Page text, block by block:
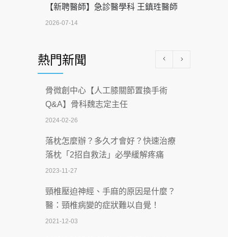
【新聘醫師】急診醫學科 王鎮珄醫師
2026-07-14
科能量
2026-07-08
沒菸酒也瀕臨洗腎？65歲男靠「這習
慣」逆轉腎功能 醫揭3招救命
2026-07-08
體溫飆破41度！醫連收兩例中暑病例：
致死率達8成
2026-07-07
深耕萬華55年 西園醫院回顧發展歷程與
智慧 醫療布局
2026-07-06
熱門新聞
骨微創中心【人工膝關節置換手術
Q&A】骨科魏志定主任
2024-02-26
落枕怎麼辦？多久才會好？快速治療
落枕「2招自救法」必學緩解疼痛
2023-11-27
頸椎壓迫神經、手麻的原因是什麼？
醫：頸椎病變的症狀難以自覺！
2021-12-03